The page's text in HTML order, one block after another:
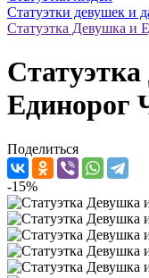
Статуэтки девушек и
Статуэтка Девушка и
Единорог
Поделиться
-15%